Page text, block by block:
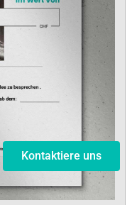
Kontaktiere uns